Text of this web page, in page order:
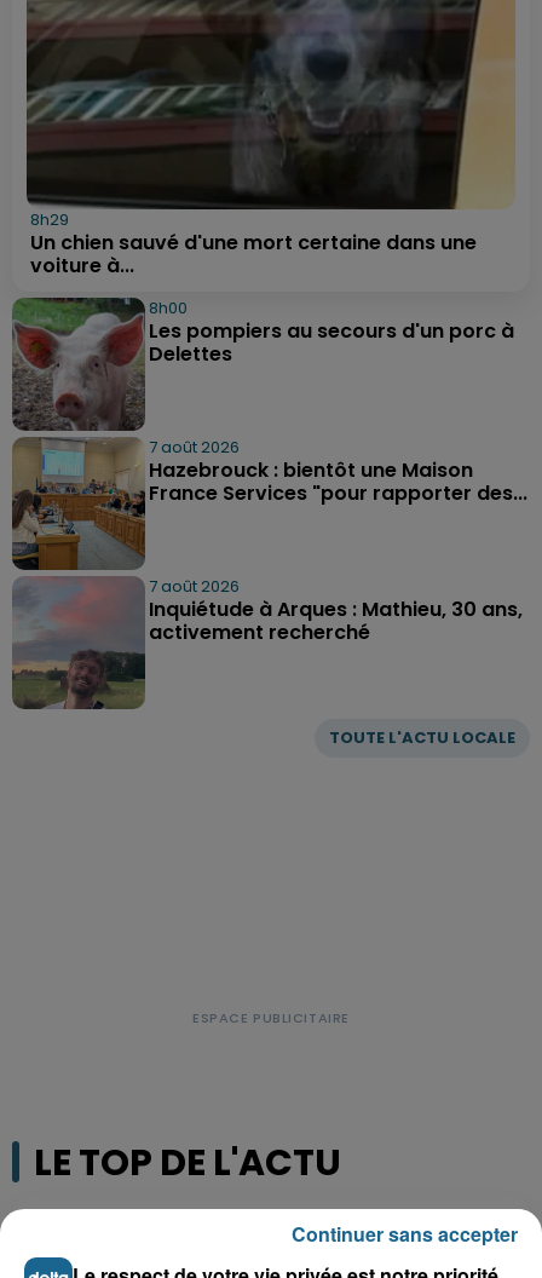
TOUTE L'ACTU LOCALE
8h29
Un chien sauvé d'une mort certaine dans une
voiture à...
8h00
Les pompiers au secours d'un porc à
Delettes
7 août 2026
Hazebrouck : bientôt une Maison
France Services "pour rapporter des...
7 août 2026
Inquiétude à Arques : Mathieu, 30 ans,
activement recherché
LE TOP DE L'ACTU
Continuer sans accepter